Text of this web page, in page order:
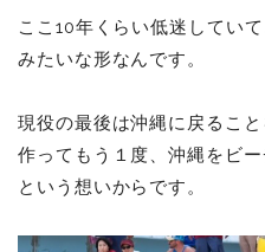
ここ10年くらい低迷してい
みたいな形なんです。
現役の最後は沖縄に戻るこ
作ってもう１度、沖縄をビ
という想いからです。